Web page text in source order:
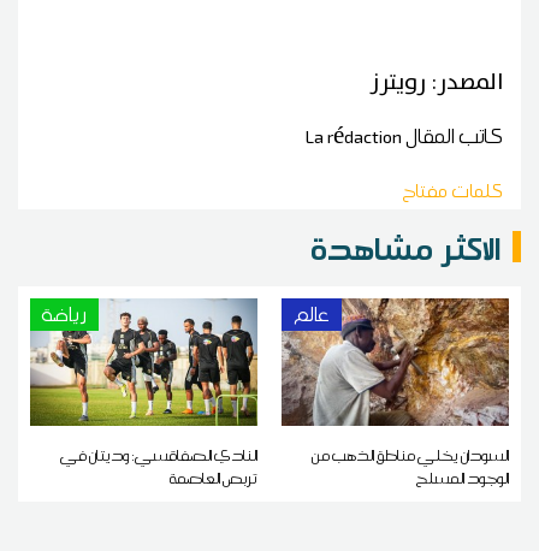
المصدر: رويترز
كاتب المقالLa rédaction
كلمات مفتاح
الاكثر مشاهدة
عالم
السودان يخلي مناطق الذهب من
الوجود المسلح
رياضة
النادي الصفاقسي: وديتان في
تربص العاصمة